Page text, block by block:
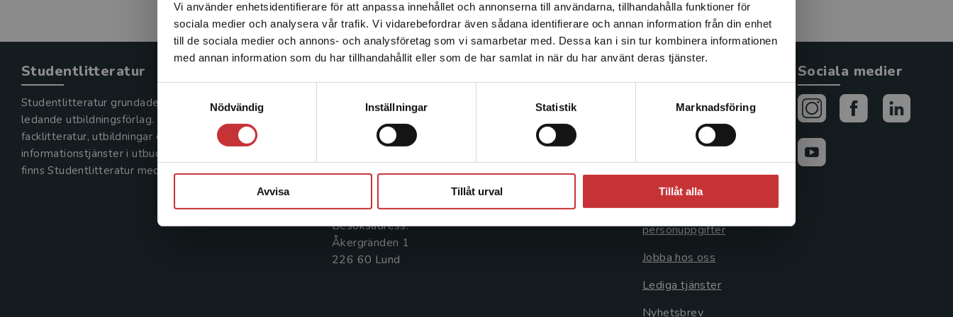
Vi använder enhetsidentifierare för att anpassa innehållet och annonserna till användarna, tillhandahålla funktioner för
sociala medier och analysera vår trafik. Vi vidarebefordrar även sådana identifierare och annan information från din enhet
till de sociala medier och annons- och analysföretag som vi samarbetar med. Dessa kan i sin tur kombinera informationen
med annan information som du har tillhandahållit eller som de har samlat in när du har använt deras tjänster.
Nödvändig
Inställningar Statistik Marknadsföring
Avvisa Tillåt urval Tillåt alla
Det verkar som att du besöker studentlitteratur.se via en
enhet utanför Sverige. Vi erbjuder inte leveranser utanför
Sverige. För att kunna slutföra ett köp måste
leveransadressen vara i Sverige.Läs mer
Studentlitteratur
Studentlitteratur grundades 1963 och är idag Sveriges
ledande utbildningsförlag. Med läromedel, kurslitteratur,
facklitteratur, utbildningar och digitala
informationstjänster i utbudet,
finns Studentlitteratur med längs hela kunskapsresan.
Kontakta oss
046-31 20 00
Box 141
Besöksadress:
Åkergränden 1
Kontakta kundservice
046-31 21 00
Köpvillkor
Systemkrav
Om oss
Avtal och rättigheter
Cookieinställningar
GDPR och
personuppgifter
Jobba hos oss
Lediga tjänster
Nyhetsbrev
Sociala medier